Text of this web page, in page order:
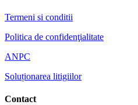
Termeni si conditii
Politica de confidenţialitate
ANPC
Soluționarea litigiilor
Contact